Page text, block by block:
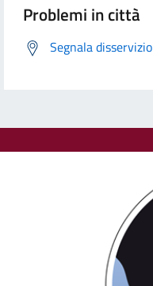
Problemi in città
Segnala disservizio